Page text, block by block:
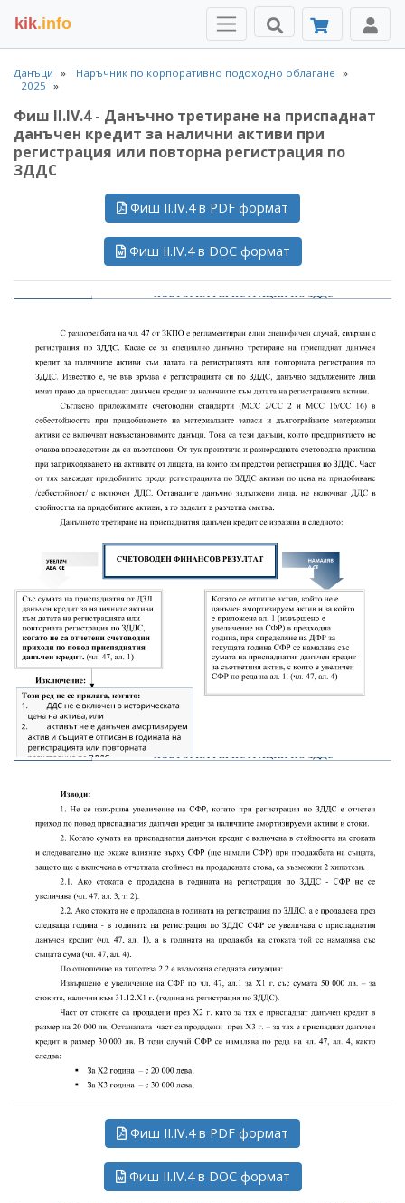
kik.info
Данъци
Наръчник по корпоративно подоходно облагане
2025
Фиш II.IV.4 - Данъчно третиране на приспаднат
данъчен кредит за налични активи при
регистрация или повторна регистрация по
ЗДДС
Фиш II.IV.4 в PDF формат
Фиш II.IV.4 в DOC формат
Фиш II.IV.4 в PDF формат
Фиш II.IV.4 в DOC формат